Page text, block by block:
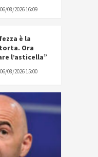
06/08/2026 16:09
è la
Ora
l’asticella”
06/08/2026 15:00